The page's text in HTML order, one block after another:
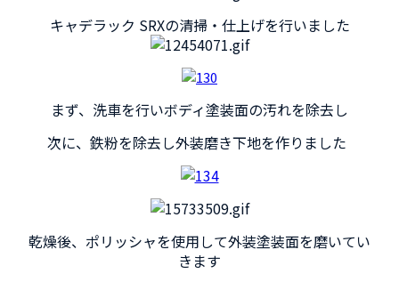
キャデラック SRXの清掃・仕上げを行いました
まず、洗車を行いボディ塗装面の汚れを除去し
次に、鉄粉を除去し外装磨き下地を作りました
乾燥後、ポリッシャを使用して外装塗装面を磨いてい
きます